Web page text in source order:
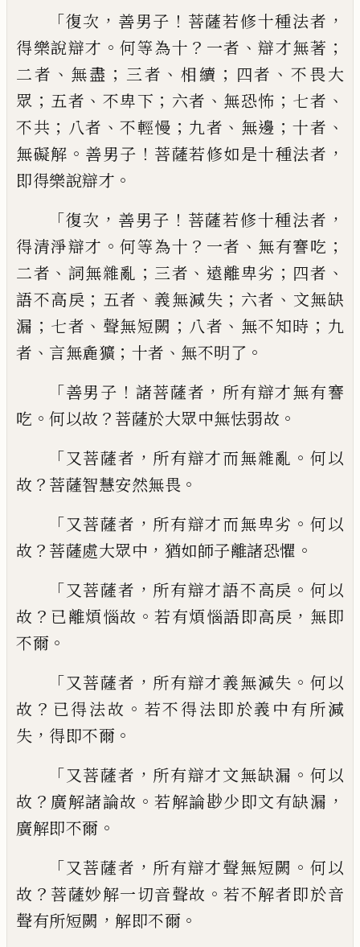
「復次 ， 善男子 ！ 菩薩若修十種法者 ，
得樂說辯才 。何等為十 ？ 一者 、辯才無著 ；
二者 、 無盡 ； 三者 、相續 ； 四者 、 不畏大
眾 ； 五者 、 不卑下 ； 六者 、 無恐怖 ； 七者 、
不共 ； 八者 、不輕慢 ； 九者 、 無邊 ； 十者 、
無礙解 。 善男子 ！ 菩薩若修如是十種法者 ，
即得樂說辯才 。
「復次 ， 善男子 ！ 菩薩若修十種法者 ，
得清淨辯才 。何等為十 ？ 一者 、 無有謇吃 ；
二者 、 詞無雜亂 ； 三者 、 遠離卑劣 ； 四者 、
語不高戾 ； 五者 、 義無減失 ； 六者 、 文無缺
漏 ； 七者 、 聲無短闕 ； 八者 、 無不知時 ； 九
者 、 言無麁獷 ； 十者 、 無不明了 。
「善男子 ！ 諸菩薩者 ， 所有辯才無有謇
吃 。 何以故 ？ 菩薩於大眾中無怯弱故 。
「又菩薩者 ， 所有辯才而無雜亂 。 何以
故 ？ 菩薩智慧安然無畏 。
「又菩薩者 ， 所有辯才而無卑劣 。 何以
故 ？ 菩薩處大眾中 ， 猶如師子離諸恐懼 。
「又菩薩者 ， 所有辯才語不高戾 。 何以
故 ？ 已離煩惱故 。若有煩惱語即高戾 ， 無即
不爾 。
「又菩薩者 ， 所有辯才義無減失 。 何以
故 ？ 已得法故 。 若不得法即於義中有所減
失 ， 得即不爾 。
「又菩薩者 ， 所有辯才文無缺漏 。 何以
故 ？ 廣解諸論故 。若解論尠少即文有缺漏 ，
廣解即不爾 。
「又菩薩者 ， 所有辯才聲無短闕 。 何以
故 ？ 菩薩妙解一切音聲故 。若不解者即於音
聲有所短闕 ， 解即不爾 。